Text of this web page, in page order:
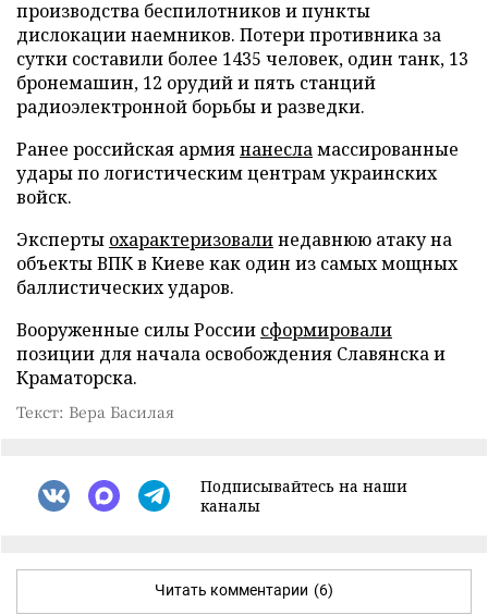
производства беспилотников и пункты
дислокации наемников. Потери противника за
сутки составили более 1435 человек, один танк, 13
бронемашин, 12 орудий и пять станций
радиоэлектронной борьбы и разведки.
Ранее российская армиянанесламассированные
удары по логистическим центрам украинских
войск.
Эксперты охарактеризовалинедавнюю атаку на
объекты ВПК в Киеве как один из самых мощных
баллистических ударов.
Вооруженные силы России сформировали
позиции для начала освобождения Славянска и
Краматорска.
Текст: Вера Басилая
Подписывайтесь на наши
каналы
Читать комментарии (6)